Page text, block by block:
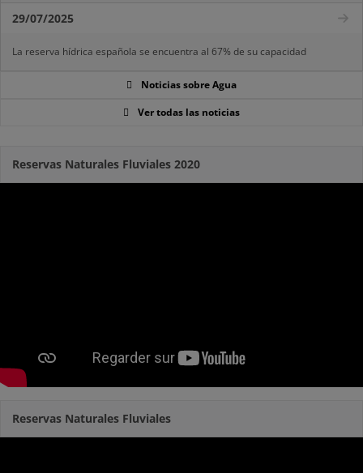
29/07/2025
La reserva hídrica española se encuentra al 67% de su capacidad
Noticias sobre Agua
Ver todas las noticias
Reservas Naturales Fluviales 2020
Reservas Naturales Fluviales